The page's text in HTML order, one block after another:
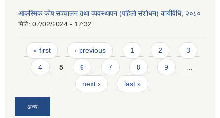
आकस्मिक कोष सञ्चालन तथा व्यवस्थापन (पहिलो संशोधन) कार्यविधि, २०८०
मिति: 07/02/2024 - 17:32
Pages
« first ‹ previous 1 2 3
4 5 6 7 8 9 …
next › last »
अन्य